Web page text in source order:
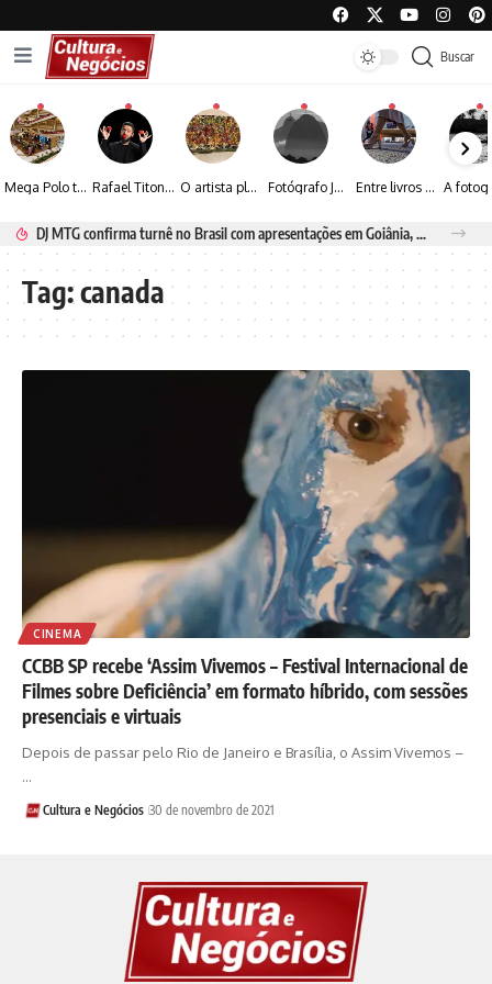
Buscar
Mega Polo transforma lançamento de coleção em plataforma nacional de negócios e projeta crescimento de mais de 15% Rafael Titonelly leva magia e acolhimento a crianças em tratamento oncológico em Juiz de Fora O artista plástico Jorge Luiz transforma sustentabilidade e criatividade em arte contemporânea Fotógrafo José Roberto apresenta um olhar sensível sobre arquitetura, formas e luz na fotografia Entre livros e fotografia autoral, Sebastião Reis consolida uma trajetória marcada pelo olhar artístico
DJ MTG confirma turnê no Brasil com apresentações em Goiânia, Porto Seguro e Rio de Janeiro
Tag:canada
CINEMA
CCBB SP recebe ‘Assim Vivemos – Festival Internacional de
Filmes sobre Deficiência’ em formato híbrido, com sessões
presenciais e virtuais
Depois de passar pelo Rio de Janeiro e Brasília, o Assim Vivemos –
…
Cultura e Negócios 30 de novembro de 2021